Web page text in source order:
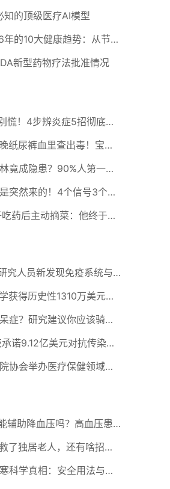
的顶级医疗AI模型
定义2026年的10大健康趋势：从节律健康到冷热交替疗法
新型药物疗法批准情况
龟头红痒别慌！4步辨炎症5招彻底防复发
记者穿一晚纸尿裤血里查出毒！宝宝血液浓度竟是成人的5倍？
一管扶他林竟成隐患？90%人第一步就错了！
肝腹水不是突然来的！4个信号3个管理要点别等肚子鼓起来
32岁男子吃药后主动摘菜：他终于活过来了？
堪萨斯城研究人员新发现免疫系统与衰老及慢性疾病关联
特拉华大学获得历史性1310万美元资助用于阿尔茨海默病预防研究
想避免痴呆症？研究建议你应该骑上自行车
比尔·盖茨承诺9.12亿美元对抗传染病 正值美国削减资金之际
新泽西医院协会举办医疗保健领域人工智能专题研讨会
三七粉真能辅助降血压吗？高血压患者必看！
智能水表救了独居老人，还有啥招护好他们健康？
雷火灸祛寒科学真相：安全用法与禁忌人群全解析